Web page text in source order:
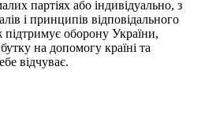
партіях або індивідуально, з
і принципів відповідального
оборону України,
на допомогу країні та
відчуває.